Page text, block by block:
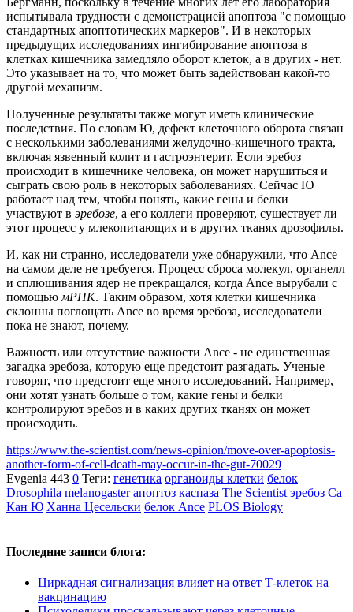
испытывала трудности с демонстрацией апоптоза "с помощью
стандартных апоптотических маркеров". И в некоторых
предыдущих исследованиях ингибирование апоптоза в
клетках кишечника замедляло оборот клеток, а в других - нет.
Это указывает на то, что может быть задействован какой-то
другой механизм.
Полученные результаты также могут иметь клинические
последствия. По словам Ю, дефект клеточного оборота связан
с несколькими заболеваниями желудочно-кишечного тракта,
включая язвенный колит и гастроэнтерит. Если эребоз
происходит в кишечнике человека, он может нарушиться и
сыграть свою роль в некоторых заболеваниях. Сейчас Ю
работает над тем, чтобы понять, какие гены и белки
участвуют в эребозе, а его коллеги проверяют, существует ли
этот процесс у млекопитающих и в других тканях дрозофилы.
И, как ни странно, исследователи уже обнаружили, что Ance
на самом деле не требуется. Процесс сброса молекул, органелл
и сплющивания ядер не прекращался, когда Ance вырубали с
помощью мРНК. Таким образом, хотя клетки кишечника
склонны поглощать Ance во время эребоза, исследователи
пока не знают, почему.
Важность или отсутствие важности Ance - не единственная
загадка эребоза, которую еще предстоит разгадать. Ученые
говорят, что предстоит еще много исследований. Например,
они хотят узнать больше о том, какие гены и белки
контролируют эребоз и в каких других тканях он может
происходить.
https://www.the-scientist.com/news-opinion/move-over-apoptosis-
another-form-of-cell-death-may-occur-in-the-gut-70029
Evgenia 443 0 Теги: генетика органоиды клетки белок
Drosophila melanogaster апоптоз каспаза The Scientist эребоз Са
Кан Ю Ханна Цесельски белок Ance PLOS Biology
Последние записи блога:
Циркадная сигнализация влияет на ответ Т-клеток на
вакцинацию